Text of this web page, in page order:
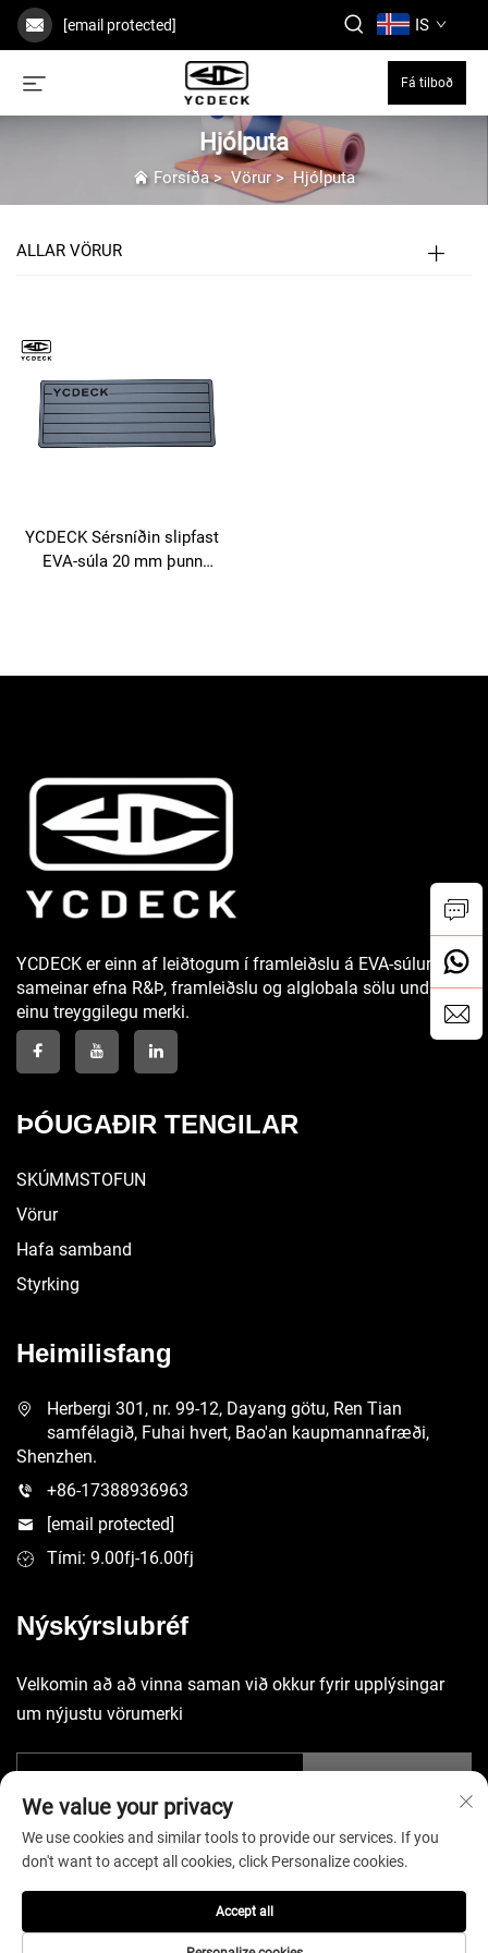
[email protected] IS
Fá tilboð
Hjólputa
Forsíða> Vörur> Hjólputa
ALLAR VÖRUR
YCDECK Sérsníðin slipfast
EVA-súla 20 mm þunn
YCDECK er einn af leiðtogum í framleiðslu á EVA-súlum og
sameinar efna R&Þ, framleiðslu og alglobala sölu undir
einu treyggilegu merki.
ÞÓUGAÐIR TENGILAR
SKÚMMSTOFUN
Vörur
Hafa samband
Styrking
Heimilisfang
Herbergi 301, nr. 99-12, Dayang götu, Ren Tian
samfélagið, Fuhai hvert, Bao'an kaupmannafræði,
Shenzhen.
+86-17388936963
[email protected]
Tími: 9.00fj-16.00fj
Nýskýrslubréf
Velkomin að að vinna saman við okkur fyrir upplýsingar
um nýjustu vörumerki
Höfundarréttur © 2026 China Shenzhen Yuecheng Sporting Goods
We value your privacy
We use cookies and similar tools to provide our services. If you
don't want to accept all cookies, click Personalize cookies.
Accept all